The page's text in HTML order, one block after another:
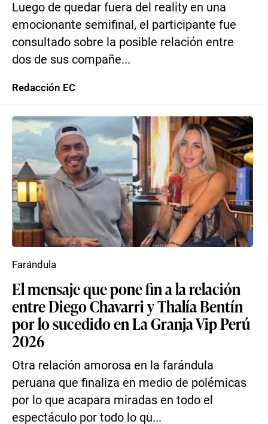
Luego de quedar fuera del reality en una
emocionante semifinal, el participante fue
consultado sobre la posible relación entre
dos de sus compañe...
Redacción EC
El mensaje que pone fin a la relación
entre Diego Chavarri y Thalía Bentín
por lo sucedido en La Granja Vip Perú
2026
Otra relación amorosa en la farándula
peruana que finaliza en medio de polémicas
por lo que acapara miradas en todo el
espectáculo por todo lo qu...
Farándula